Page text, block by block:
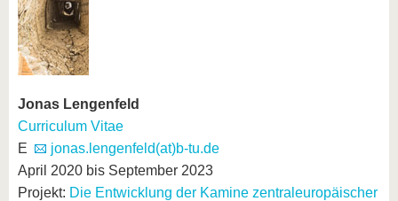
Jonas Lengenfeld
Curriculum Vitae
E
jonas.lengenfeld(at)b-tu.de
April 2020 bis September 2023
Projekt: Die Entwicklung der Kamine zentraleuropäischer